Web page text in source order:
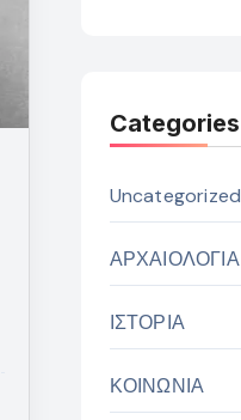
Categories
Uncategorized
ΑΡΧΑΙΟΛΟΓΙΑ
ΙΣΤΟΡΙΑ
ΚΟΙΝΩΝΙΑ